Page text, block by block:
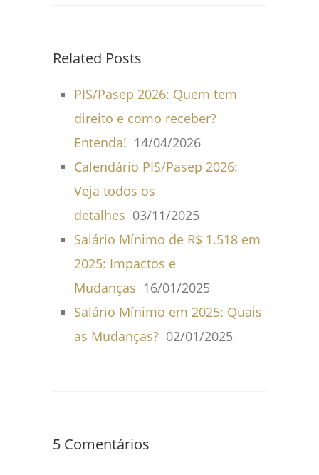
Related Posts
PIS/Pasep 2026: Quem tem
direito e como receber?
Entenda! 14/04/2026
Calendário PIS/Pasep 2026:
Veja todos os
detalhes 03/11/2025
Salário Mínimo de R$ 1.518 em
2025: Impactos e
Mudanças 16/01/2025
Salário Mínimo em 2025: Quais
as Mudanças? 02/01/2025
5 Comentários